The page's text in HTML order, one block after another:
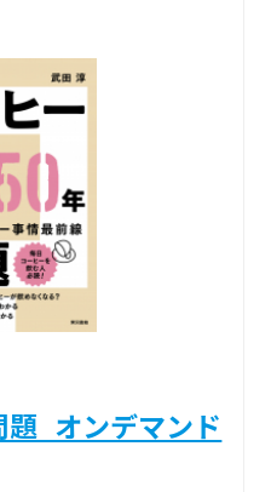
_オンデマンド